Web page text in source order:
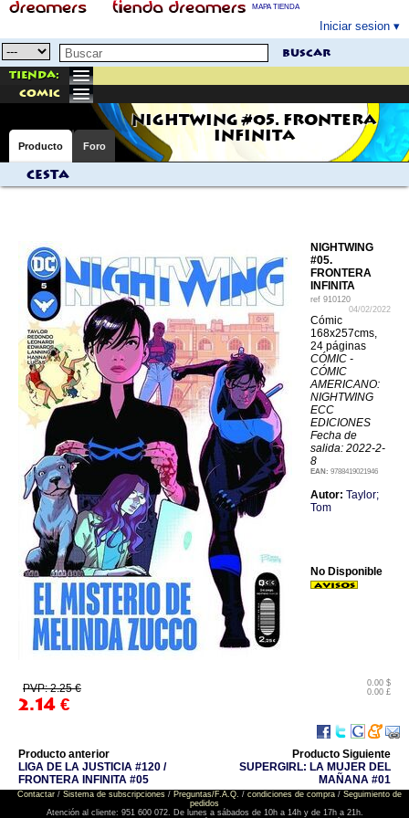
MAPA TIENDA
Iniciar sesion
buscar
Tienda:
comic
NIGHTWING #05. FRONTERA
INFINITA
Producto Foro
Cesta
NIGHTWING
#05.
FRONTERA
INFINITA
ref 910120
04/02/2022
Cómic
168x257cms,
24 páginas
CÓMIC -
CÓMIC
AMERICANO:
NIGHTWING
ECC
EDICIONES
Fecha de
salida: 2022-2-
8
EAN: 9788419021946
Autor: Taylor;
Tom
PVP: 2.25 €
2.14 €
0.00 $
0.00 £
No Disponible
Producto anterior
LIGA DE LA JUSTICIA #120 /
FRONTERA INFINITA #05
Producto Siguiente
SUPERGIRL: LA MUJER DEL
MAÑANA #01
Contactar/ Sistema de subscripciones/ Preguntas/F.A.Q. / condiciones de compra/ Seguimiento de
pedidos
Atención al cliente: 951 600 072. De lunes a sábados de 10h a 14h y de 17h a 21h.